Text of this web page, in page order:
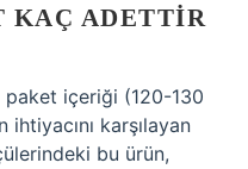
KAÇ ADETTIR
içeriği (120-130
karşılayan
bu ürün,